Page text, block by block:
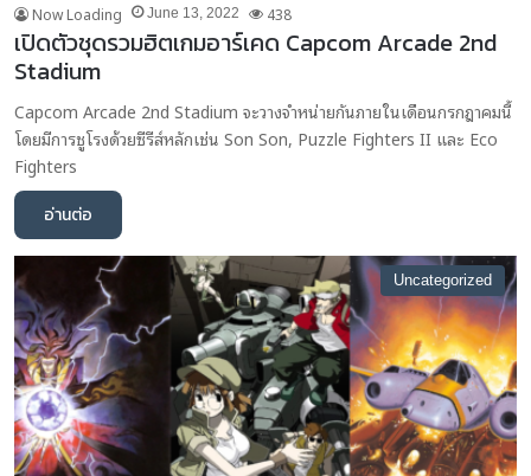
Now Loading June 13, 2022 438
เปิดตัวชุดรวมฮิตเกมอาร์เคด Capcom Arcade 2nd
Stadium
Capcom Arcade 2nd Stadium จะวางจำหน่ายกันภายในเดือนกรกฎาคมนี้
โดยมีการชูโรงด้วยซีรีส์หลักเช่น Son Son, Puzzle Fighters II และ Eco
Fighters
อ่านต่อ
Uncategorized